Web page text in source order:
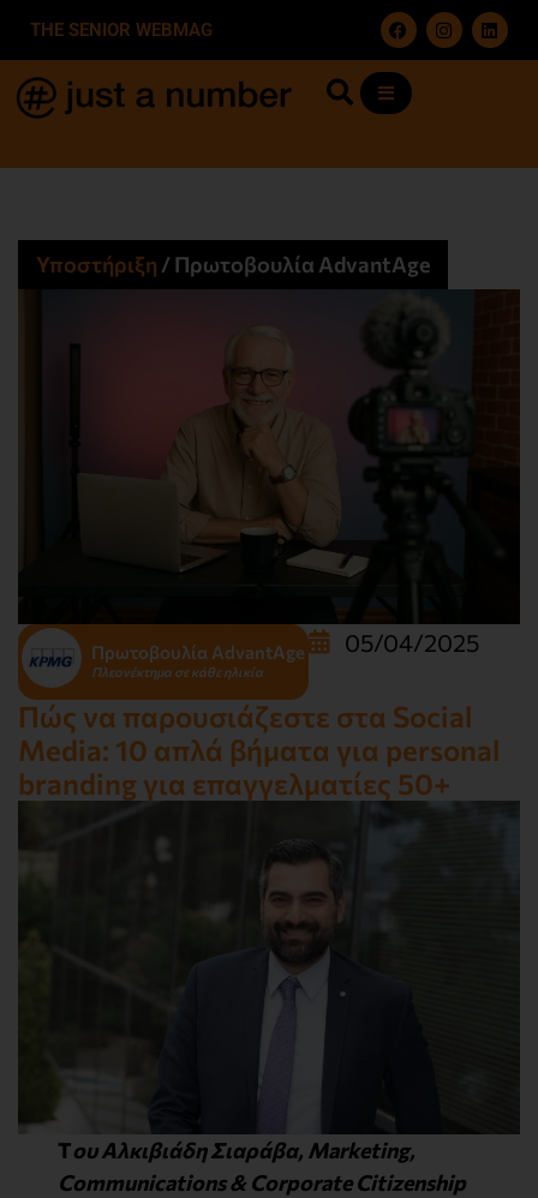
THE SENIOR WEBMAG
Υποστήριξη /Πρωτοβουλία AdvantAge
Πρωτοβουλία AdvantAge
Πλεονέκτημα σε κάθε ηλικία
05/04/2025
Πώς να παρουσιάζεστε στα Social
Media: 10 απλά βήματα για personal
branding για επαγγελματίες 50+
Tου Αλκιβιάδη Σιαράβα, Marketing,
Communications & Corporate Citizenship